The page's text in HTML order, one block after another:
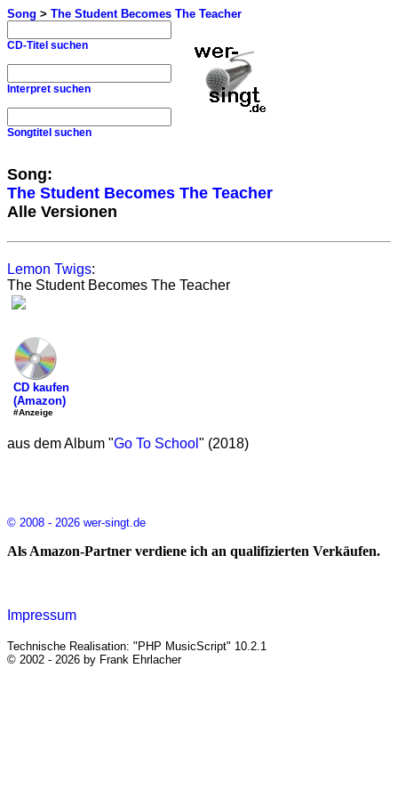
Song > The Student Becomes The Teacher
CD-Titel suchen
Interpret suchen
Songtitel suchen
Song:
The Student Becomes The Teacher
Alle Versionen
Lemon Twigs:
The Student Becomes The Teacher
CD kaufen
(Amazon)
#Anzeige
aus dem Album "Go To School " (2018)
© 2008 - 2026 wer-singt.de
Als Amazon-Partner verdiene ich an qualifizierten Verkäufen.
Impressum
Technische Realisation: "PHP MusicScript" 10.2.1
© 2002 - 2026 by Frank Ehrlacher